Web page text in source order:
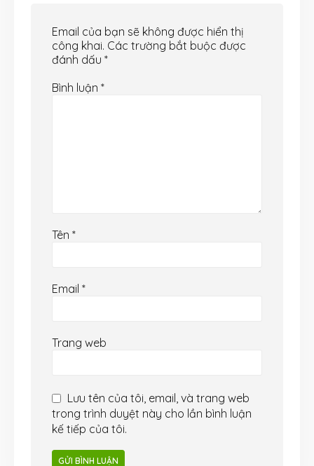
Email của bạn sẽ không được hiển thị
công khai. Các trường bắt buộc được
đánh dấu *
Bình luận *
Tên *
Email *
Trang web
Lưu tên của tôi, email, và trang web
trong trình duyệt này cho lần bình luận
kế tiếp của tôi.